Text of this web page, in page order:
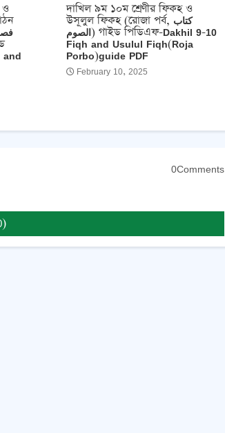
ও
and
দাখিল ৯ম ১০ম শ্রেণীর ফিকহ ও
উসূলুল ফিকহ (রোজা পর্ব, كتاب
الصوم) গাইড পিডিএফ-Dakhil 9-10
Fiqh and Usulul Fiqh(Roja
Porbo)guide PDF
February 10, 2025
0Comments